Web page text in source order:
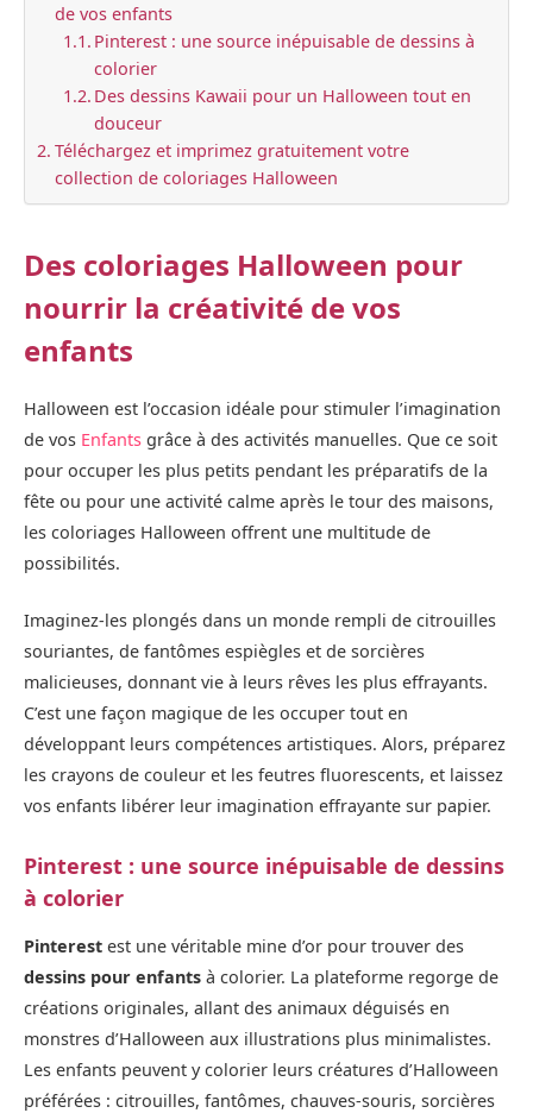
de vos enfants
Pinterest : une source inépuisable de dessins à
colorier
Des dessins Kawaii pour un Halloween tout en
douceur
Téléchargez et imprimez gratuitement votre
collection de coloriages Halloween
Des coloriages Halloween pour
nourrir la créativité de vos
enfants
Halloween est l’occasion idéale pour stimuler l’imagination
de vos Enfants grâce à des activités manuelles. Que ce soit
pour occuper les plus petits pendant les préparatifs de la
fête ou pour une activité calme après le tour des maisons,
les coloriages Halloween offrent une multitude de
possibilités.
Imaginez-les plongés dans un monde rempli de citrouilles
souriantes, de fantômes espiègles et de sorcières
malicieuses, donnant vie à leurs rêves les plus effrayants.
C’est une façon magique de les occuper tout en
développant leurs compétences artistiques. Alors, préparez
les crayons de couleur et les feutres fluorescents, et laissez
vos enfants libérer leur imagination effrayante sur papier.
Pinterest : une source inépuisable de dessins
à colorier
Pinterest est une véritable mine d’or pour trouver des
dessins pour enfants à colorier. La plateforme regorge de
créations originales, allant des animaux déguisés en
monstres d’Halloween aux illustrations plus minimalistes.
Les enfants peuvent y colorier leurs créatures d’Halloween
préférées : citrouilles, fantômes, chauves-souris, sorcières